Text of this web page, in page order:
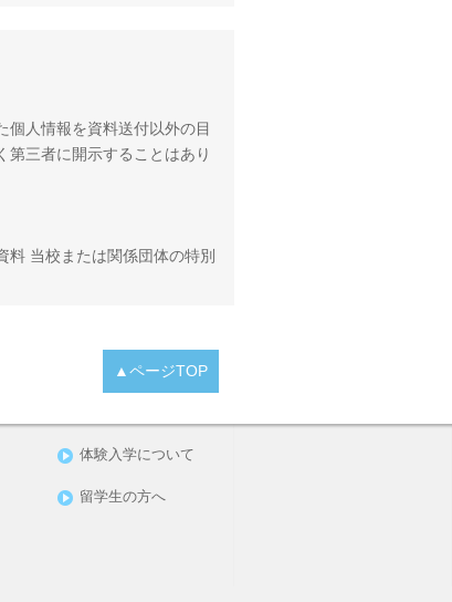
個人情報を資料送付以外の目
第三者に開示することはあり
料 当校または関係団体の特別
▲ページTOP
体験入学について
留学生の方へ